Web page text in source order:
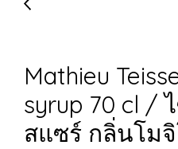
Mathieu
syrup 70 cl /
สแซร์ กลิ่นโม